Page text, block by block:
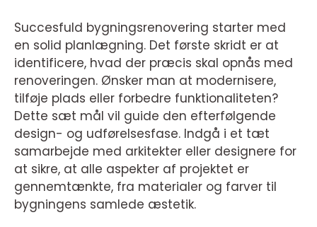
Succesfuld bygningsrenovering starter med
en solid planlægning. Det første skridt er at
identificere, hvad der præcis skal opnås med
renoveringen. Ønsker man at modernisere,
tilføje plads eller forbedre funktionaliteten?
Dette sæt mål vil guide den efterfølgende
design- og udførelsesfase. Indgå i et tæt
samarbejde med arkitekter eller designere for
at sikre, at alle aspekter af projektet er
gennemtænkte, fra materialer og farver til
bygningens samlede æstetik.